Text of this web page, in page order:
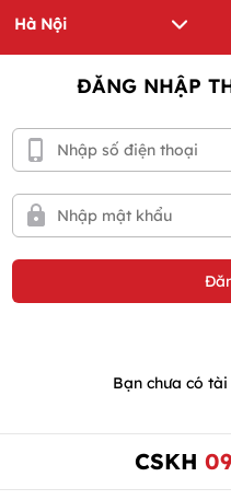
ĐĂNG NHẬP
Bạn chưa có
CSKH